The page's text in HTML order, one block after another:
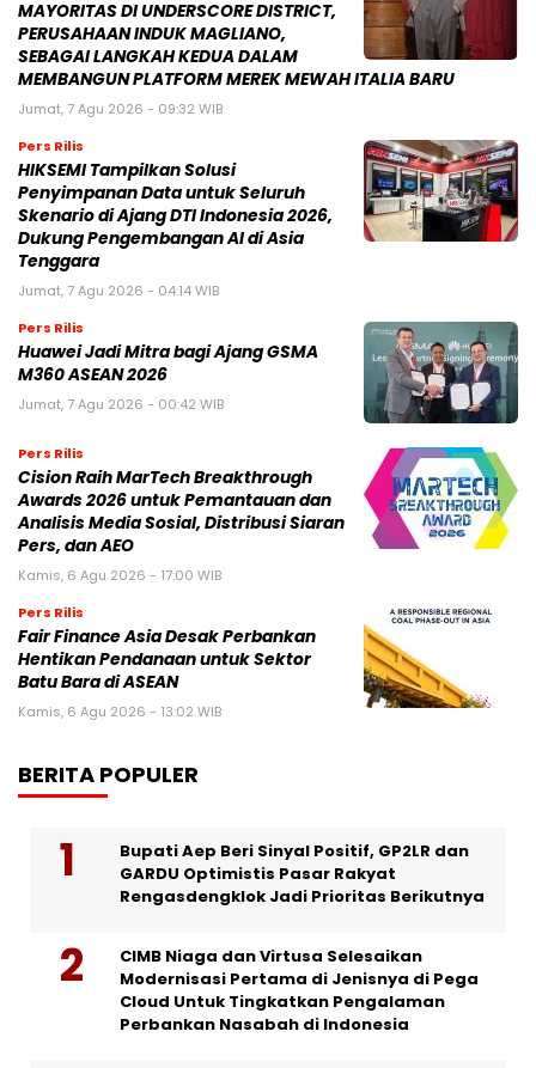
MAYORITAS DI UNDERSCORE DISTRICT,
PERUSAHAAN INDUK MAGLIANO,
SEBAGAI LANGKAH KEDUA DALAM
MEMBANGUN PLATFORM MEREK MEWAH ITALIA BARU
Jumat, 7 Agu 2026 - 09:32 WIB
Pers Rilis
HIKSEMI Tampilkan Solusi
Penyimpanan Data untuk Seluruh
Skenario di Ajang DTI Indonesia 2026,
Dukung Pengembangan AI di Asia
Tenggara
Jumat, 7 Agu 2026 - 04:14 WIB
Pers Rilis
Huawei Jadi Mitra bagi Ajang GSMA
M360 ASEAN 2026
Jumat, 7 Agu 2026 - 00:42 WIB
Pers Rilis
Cision Raih MarTech Breakthrough
Awards 2026 untuk Pemantauan dan
Analisis Media Sosial, Distribusi Siaran
Pers, dan AEO
Kamis, 6 Agu 2026 - 17:00 WIB
Pers Rilis
Fair Finance Asia Desak Perbankan
Hentikan Pendanaan untuk Sektor
Batu Bara di ASEAN
Kamis, 6 Agu 2026 - 13:02 WIB
BERITA POPULER
Bupati Aep Beri Sinyal Positif, GP2LR dan
GARDU Optimistis Pasar Rakyat
Rengasdengklok Jadi Prioritas Berikutnya
CIMB Niaga dan Virtusa Selesaikan
Modernisasi Pertama di Jenisnya di Pega
Cloud Untuk Tingkatkan Pengalaman
Perbankan Nasabah di Indonesia